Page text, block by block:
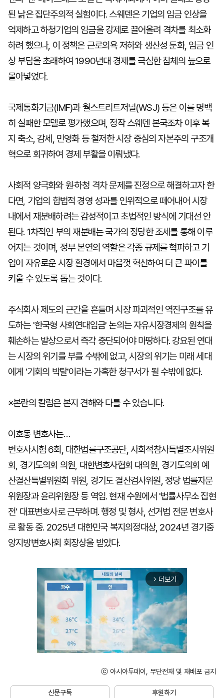
된 낡은 집단주의적 실험이다. 스웨덴은 기업의 임금 인상을
억제하고 하청기업의 임금을 강제로 끌어올려 격차를 최소화
하려 했으나, 이 정책은 근로의욕 저하와 생산성 둔화, 임금 인
상 부담을 초래하여 1990년대 경제를 극심한 침체의 늪으로
몰아넣었다.
국제통화기금(IMF)과 월스트리트저널(WSJ) 등은 이를 명백
히 실패한 모델로 평가했으며, 정작 스웨덴 본국조차 이후 복
지 축소, 감세, 민영화 등 철저한 시장 중심의 자본주의 구조개
혁으로 회귀하여 경제 부활을 이뤄냈다.
사회적 양극화와 원·하청 격차 문제를 진정으로 해결하고자 한
다면, 기업의 합법적 경영 성과를 인위적으로 떼어내어 시장
내에서 재분배하려는 감성적이고 초법적인 방식에 기대선 안
된다. 1차적인 부의 재분배는 국가의 정당한 조세를 통해 이루
어지는 것이며, 정부 본연의 역할은 각종 규제를 혁파하고 기
업이 자유로운 시장 환경에서 마음껏 혁신하여 더 큰 파이를
키울 수 있도록 돕는 것이다.
주식회사 제도의 근간을 흔들며 시장 파괴적인 역진구조를 유
도하는 '한국형 사회연대임금' 논의는 자유시장경제의 원칙을
훼손하는 발상으로서 즉각 중단되어야 마땅하다. 강요된 연대
는 시장의 위기를 부를 수밖에 없고, 시장의 위기는 미래 세대
에게 '기회의 박탈'이라는 가혹한 청구서가 될 수밖에 없다.
※본란의 칼럼은 본지 견해와 다를 수 있습니다.
이호동 변호사는…
변호사시험 6회, 대한법률구조공단, 사회적참사특별조사위원
회, 경기도의회 의원, 대한변호사협회 대의원, 경기도의회 예
산결산특별위원회 위원, 경기도 결산검사위원, 정당 법률자문
위원장과 윤리위원장 등 역임. 현재 수원에서 '법률사무소 집현
전' 대표변호사로 근무하며. 행정 및 형사, 선거법 전문 변호사
로 활동 중. 2025년 대한민국 복지의정대상, 2024년 경기중
앙지방변호사회 회장상을 받았다.
arrow_forward_ios 더보기
ⓒ 아시아투데이, 무단전재 및 재배포 금지
신문구독 후원하기